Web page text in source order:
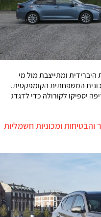
ומתייצבת מול מי
המשפחתית הקומפקטית.
יספיקו לקורולה כדי לדגדג
והבטיחות ומכוניות חשמליות